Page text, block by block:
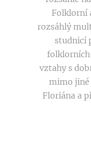
Folklorní
rozsáhlý
studnicí
folklorních
vztahy s
mimo jiné
Floriána a